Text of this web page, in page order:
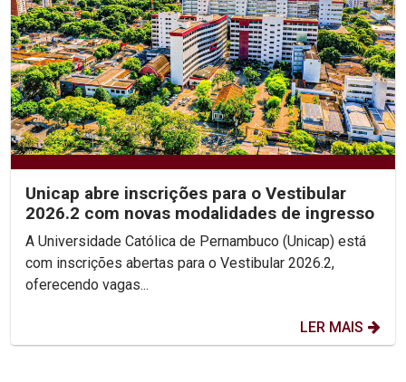
Unicap abre inscrições para o Vestibular
2026.2 com novas modalidades de ingresso
A Universidade Católica de Pernambuco (Unicap) está
com inscrições abertas para o Vestibular 2026.2,
oferecendo vagas...
LER MAIS